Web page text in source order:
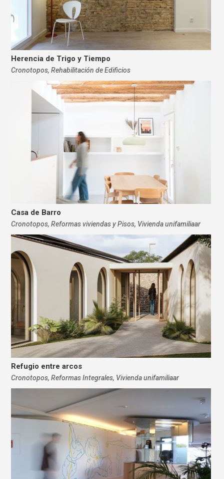
Herencia de Trigo y Tiempo
Cronotopos,Rehabilitación de Edificios
Casa de Barro
Cronotopos,Reformas viviendas y Pisos, Vivienda unifamiliaar
Refugio entre arcos
Cronotopos,Reformas Integrales, Vivienda unifamiliaar